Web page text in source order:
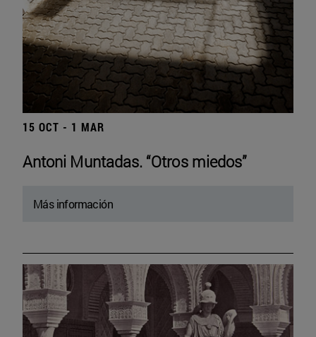
15 OCT - 1 MAR
Antoni Muntadas. “Otros miedos”
Más información